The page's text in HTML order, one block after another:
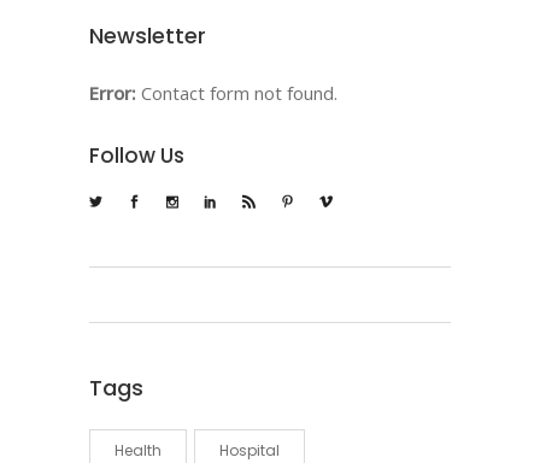
Newsletter
Error: Contact form not found.
Follow Us
Tags
Health Hospital